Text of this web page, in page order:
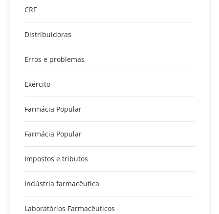
CRF
Distribuidoras
Erros e problemas
Exército
Farmácia Popular
Farmácia Popular
Impostos e tributos
Indústria farmacêutica
Laboratórios Farmacêuticos